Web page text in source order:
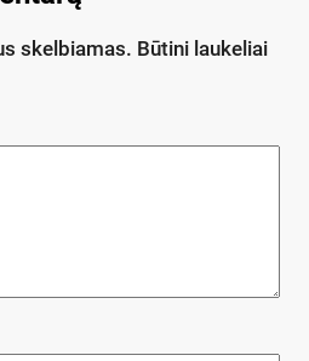
skelbiamas. Būtini laukeliai